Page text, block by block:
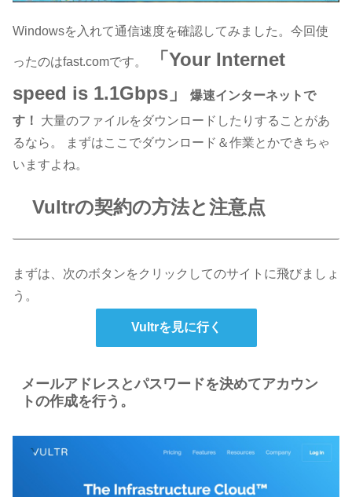
Windowsを入れて通信速度を確認してみました。今回使
ったのはfast.comです。
「Your Internet
speed is 1.1Gbps」
爆速インターネットで
す！
大量のファイルをダウンロードしたりすることがあ
るなら。 まずはここでダウンロード＆作業とかできちゃ
いますよね。
Vultrの契約の方法と注意点
まずは、次のボタンをクリックしてのサイトに飛びましょ
う。
Vultrを見に行く
メールアドレスとパスワードを決めてアカウン
トの作成を行う。